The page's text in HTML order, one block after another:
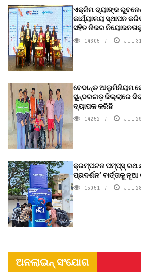
ଏକ୍ଜିମ ବ୍ୟାଙ୍କ
କାର୍ଯ୍ୟାଳୟ ସ୍ଥାପନ
ସହିତ ନିଜର
14605 JUL
ବେଦାନ୍ତ ଆଲୁମିନିୟମ
ସୁନ୍ଦରଗଡ଼ ଜିଲ୍ଲାରେ
ବ୍ୟାପକ କରିଛି
14252 JUL
କ୍ରମ୍ପଟନ ପମ୍ପ୍‌ସ୍‌ ରଥ
ପ୍ରଦର୍ଶନ’ ବାର୍ତ୍ତାକୁ
15051 JUL
ଅନଲାଇନ୍ ସଂଯୋଗ